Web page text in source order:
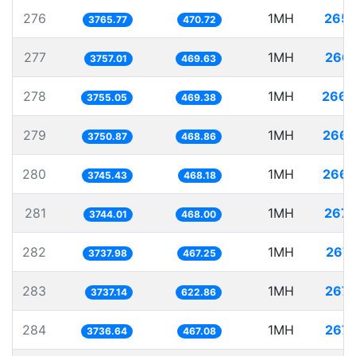
276 3765.77 470.72 1MH
277 3757.01 469.63 1MH
278 3755.05 469.38 1MH
279 3750.87 468.86 1MH
280 3745.43 468.18 1MH
281 3744.01 468.00 1MH
282 3737.98 467.25 1MH
283 3737.14 622.86 1MH
284 3736.64 467.08 1MH